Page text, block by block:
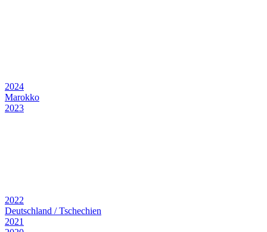
2024
Marokko
2023
2022
Deutschland / Tschechien
2021